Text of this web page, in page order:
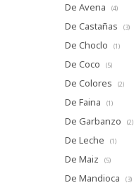
De Avena (4)
De Castañas (3)
De Choclo (1)
De Coco (5)
De Colores (2)
De Faina (1)
De Garbanzo (2)
De Leche (1)
De Maiz (5)
De Mandioca (3)